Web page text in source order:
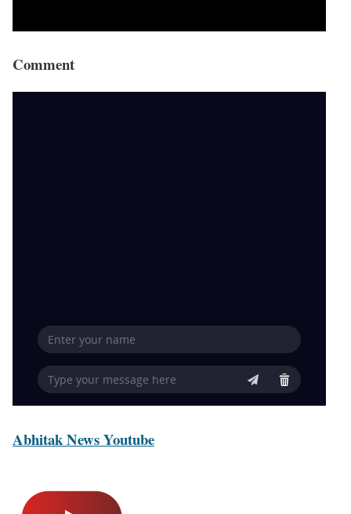
Comment
Abhitak News Youtube